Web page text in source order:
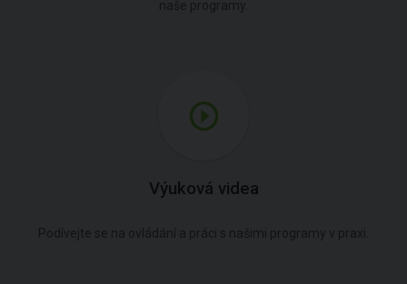
Výuková videa